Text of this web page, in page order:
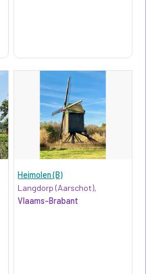
Heimolen (B)
Langdorp (Aarschot),
Vlaams-Brabant